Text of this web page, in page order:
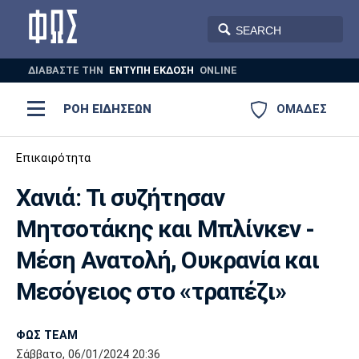
ΔΙΑΒΑΣΤΕ THN ΕΝΤΥΠΗ ΕΚΔΟΣΗ ONLINE
ΟΜΑΔΕΣ
ΡΟΗ ΕΙΔΗΣΕΩΝ
ΠΟΔΟΣΦΑΙΡΟ
ΠΟΛΟ ΣΠΟΡ
AUTO-MOTO PLUS
Ποδόσφαιρο
Super League 1
Super League 2
Γ Εθνική
Μπάσκετ
Ελλάδα
Εθνική
Ολυμπιακοί Αγώνες
Βόλεϊ
Ολυμπιακός ΑΕΚ ΠΑΟΚ
Επικαιρότητα
Χανιά: Τι συζήτησαν
Μητσοτάκης και Μπλίνκεν -
Μέση Ανατολή, Ουκρανία και
Μεσόγειος στο «τραπέζι»
ΦΩΣ TEAM
Σάββατο, 06/01/2024 20:36